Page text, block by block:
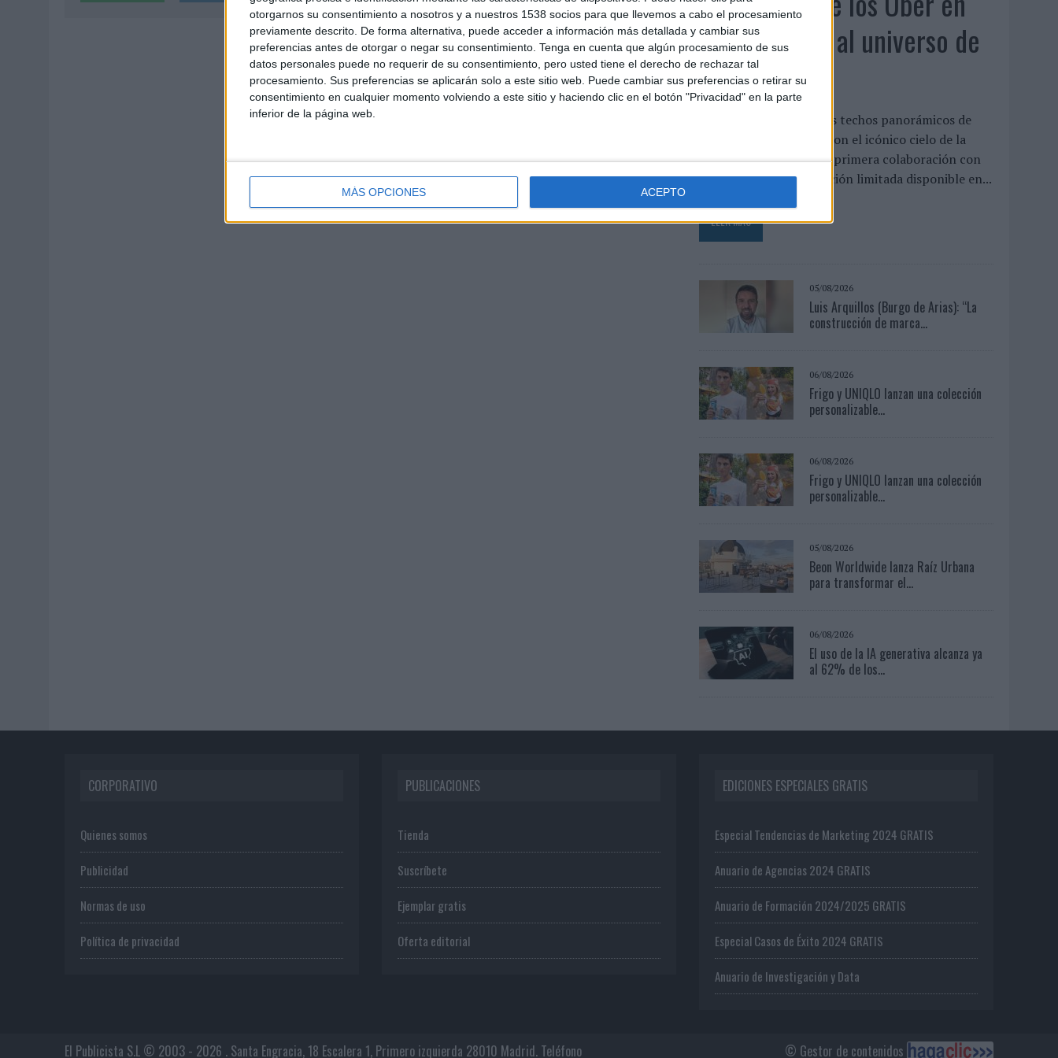
otorgarnos su consentimiento a nosotros y a nuestros 1538 socios para que llevemos a cabo el procesamiento
previamente descrito. De forma alternativa, puede acceder a información más detallada y cambiar sus
preferencias antes de otorgar o negar su consentimiento. Tenga en cuenta que algún procesamiento de sus
datos personales puede no requerir de su consentimiento, pero usted tiene el derecho de rechazar tal
procesamiento. Sus preferencias se aplicarán solo a este sitio web. Puede cambiar sus preferencias o retirar su
consentimiento en cualquier momento volviendo a este sitio y haciendo clic en el botón "Privacidad" en la parte
inferior de la página web.
MÁS OPCIONES ACEPTO
un homenaje al universo de
'Los Simpson'
La cadena interviene los techos panorámicos de
una flota de vehículos con el icónico cielo de la
serie para presentar su primera colaboración con
Disney, un menú de edición limitada disponible en...
LEER MÁS
05/08/2026
Luis Arquillos (Burgo de Arias): “La
construcción de marca...
06/08/2026
Frigo y UNIQLO lanzan una colección
personalizable...
06/08/2026
Frigo y UNIQLO lanzan una colección
personalizable...
05/08/2026
Beon Worldwide lanza Raíz Urbana
para transformar el...
06/08/2026
El uso de la IA generativa alcanza ya
al 62% de los...
CORPORATIVO
Quienes somos
Publicidad
Normas de uso
Política de privacidad
PUBLICACIONES
Tienda
Suscríbete
Ejemplar gratis
Oferta editorial
EDICIONES ESPECIALES GRATIS
Especial Tendencias de Marketing 2024 GRATIS
Anuario de Agencias 2024 GRATIS
Anuario de Formación 2024/2025 GRATIS
Especial Casos de Éxito 2024 GRATIS
Anuario de Investigación y Data
© Gestor de contenidos
El Publicista S.L © 2003 - 2026 . Santa Engracia, 18 Escalera 1, Primero izquierda 28010 Madrid. Teléfono